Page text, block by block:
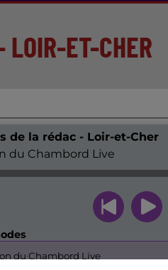
LOIR-ET-CHER